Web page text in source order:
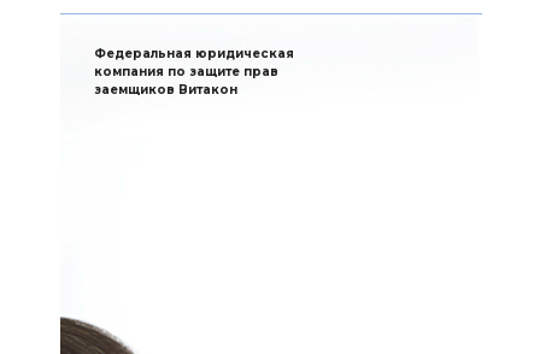
Федеральная юридическая
компания по защите прав
заемщиков Витакон